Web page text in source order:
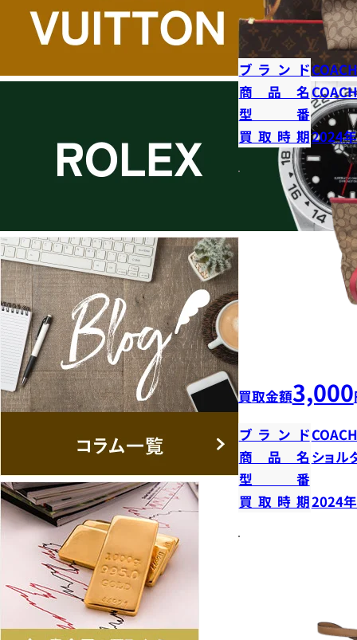
ブランドCOACH
商品名
型番
買取時期2024
買取金額3,000
ブランドCOACH
商品名 ショル
型番
買取時期2024